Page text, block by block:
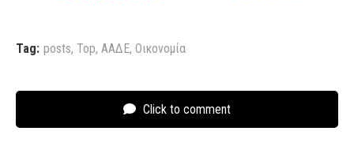
Tag: posts, Top, ΑΑΔΕ, Οικονομία
Click to comment